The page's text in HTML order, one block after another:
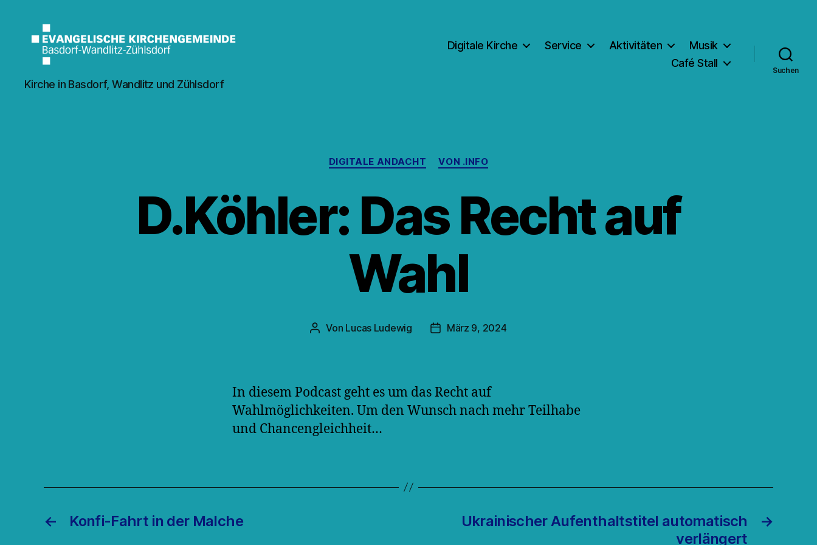
Kirche
Wandlitz
Kirche in Basdorf, Wandlitz und Zühlsdorf
Digitale Kirche Service Aktivitäten
Musik
Café Stall
Suchen
Kategorien
DIGITALE ANDACHT VON .INFO
D.Köhler: Das Recht auf
Wahl
Beitragsautor
Von Lucas Ludewig Veröffentlichungsdatum
März 9, 2024
In diesem Podcast geht es um das Recht auf
Wahlmöglichkeiten. Um den Wunsch nach mehr Teilhabe
und Chancengleichheit…
← Konfi-Fahrt in der Malche →
Ukrainischer Aufenthaltstitel automatisch
verlängert